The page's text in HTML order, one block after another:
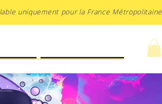
uniquement pour la France Métropolitaine